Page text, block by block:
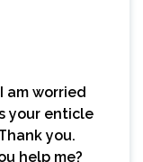
am worried
your enticle
you.
help me?